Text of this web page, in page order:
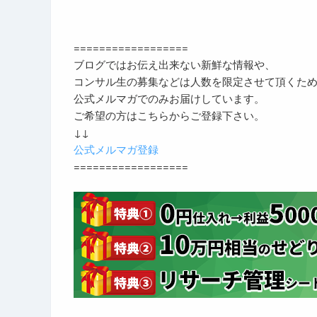
==================
ブログではお伝え出来ない新鮮な情報や、
コンサル生の募集などは人数を限定させて頂くため
公式メルマガでのみお届けしています。
ご希望の方はこちらからご登録下さい。
↓↓
公式メルマガ登録
==================